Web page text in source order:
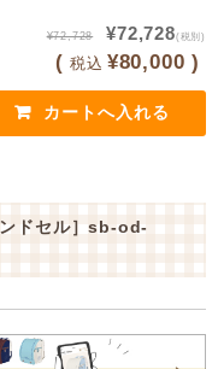
¥72,728 ¥72,728(税別)
(税込 ¥80,000 )
ドセル］sb-od-